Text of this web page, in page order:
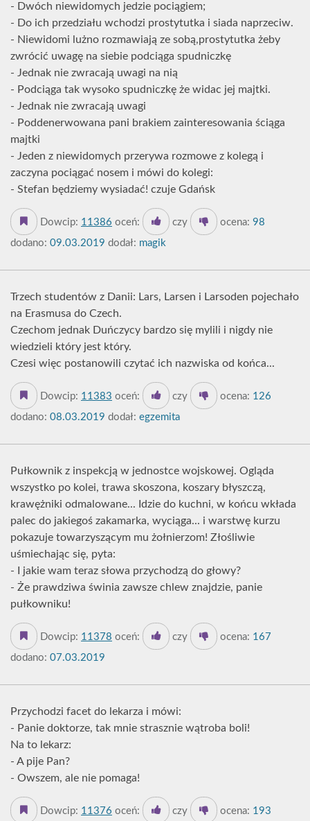
- Dwóch niewidomych jedzie pociągiem;
- Do ich przedziału wchodzi prostytutka i siada naprzeciw.
- Niewidomi lużno rozmawiają ze sobą,prostytutka żeby
zwrócić uwagę na siebie podciąga spudniczkę
- Jednak nie zwracają uwagi na nią
- Podciąga tak wysoko spudniczkę że widac jej majtki.
- Jednak nie zwracają uwagi
- Poddenerwowana pani brakiem zainteresowania ściąga
majtki
- Jeden z niewidomych przerywa rozmowe z kolegą i
zaczyna pociągać nosem i mówi do kolegi:
- Stefan będziemy wysiadać! czuje Gdańsk
Dowcip: 11386 oceń: czy ocena: 98
dodano: 09.03.2019 dodał: magik
Trzech studentów z Danii: Lars, Larsen i Larsoden pojechało
na Erasmusa do Czech.
Czechom jednak Duńczycy bardzo się mylili i nigdy nie
wiedzieli który jest który.
Czesi więc postanowili czytać ich nazwiska od końca...
Dowcip: 11383 oceń: czy ocena: 126
dodano: 08.03.2019 dodał: egzemita
Pułkownik z inspekcją w jednostce wojskowej. Ogląda
wszystko po kolei, trawa skoszona, koszary błyszczą,
krawężniki odmalowane... Idzie do kuchni, w końcu wkłada
palec do jakiegoś zakamarka, wyciąga... i warstwę kurzu
pokazuje towarzyszącym mu żołnierzom! Złośliwie
uśmiechając się, pyta:
- I jakie wam teraz słowa przychodzą do głowy?
- Że prawdziwa świnia zawsze chlew znajdzie, panie
pułkowniku!
Dowcip: 11378 oceń: czy ocena: 167
dodano: 07.03.2019
Przychodzi facet do lekarza i mówi:
- Panie doktorze, tak mnie strasznie wątroba boli!
Na to lekarz:
- A pije Pan?
- Owszem, ale nie pomaga!
Dowcip: 11376 oceń: czy ocena: 193